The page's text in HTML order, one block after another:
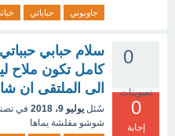
جاوبوني حباباتي
0
تصويتات
0
إجابة
سلام حبابي
كامل تكون ملاح
الى الملتقى ان
سُئل يوليو 9، 2018 في
شوشو مقلشة يماها